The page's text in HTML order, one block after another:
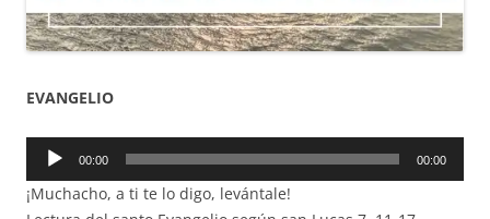
EVANGELIO
Reproductor
audio
00:00 00:00
¡Muchacho, a ti te lo digo, levántale!